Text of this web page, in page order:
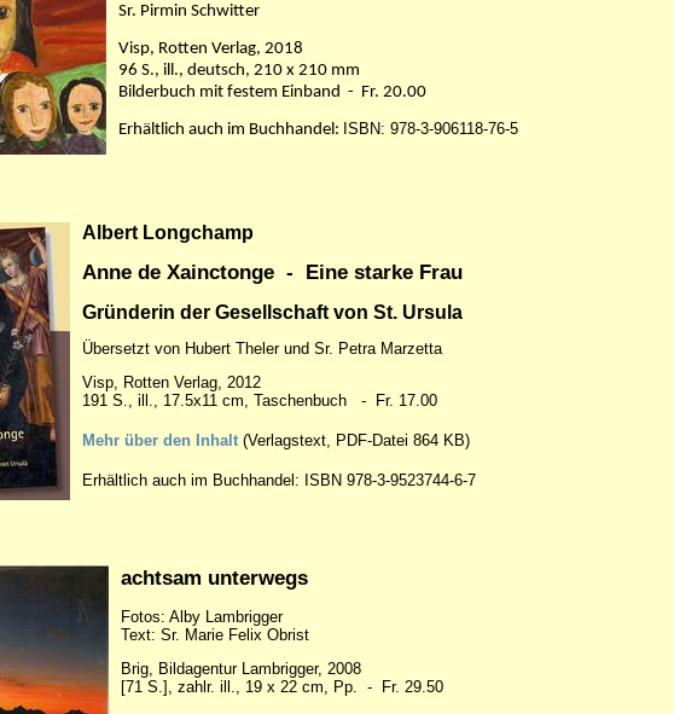
Sr. Pirmin Schwitter
Visp, Rotten Verlag, 2018
96 S., ill., deutsch, 210 x 210 mm
Bilderbuch mit festem Einband - Fr. 20.00
Erhältlich auch im Buchhandel: ISBN: 978-3-906118-76-5
Albert Longchamp
Anne de Xainctonge - Eine starke Frau
Gründerin der Gesellschaft von St. Ursula
Übersetzt von Hubert Theler und Sr. Petra Marzetta
Visp, Rotten Verlag, 2012
191 S., ill., 17.5x11 cm, Taschenbuch - Fr. 17.00
Mehr über den Inhalt (Verlagstext, PDF-Datei 864 KB)
Erhältlich auch im Buchhandel: ISBN 978-3-9523744-6-7
achtsam unterwegs
Fotos: Alby Lambrigger
Text: Sr. Marie Felix Obrist
Brig, Bildagentur Lambrigger, 2008
[71 S.], zahlr. ill., 19 x 22 cm, Pp. - Fr. 29.50